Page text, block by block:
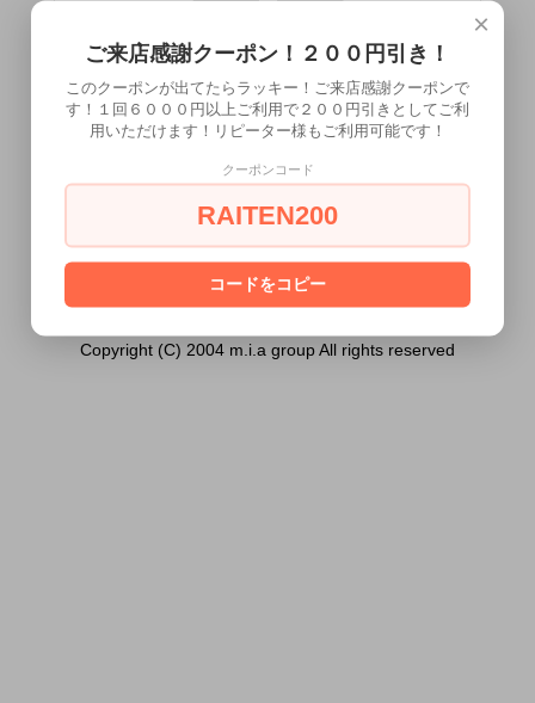
ません。
あなたは18歳以上ですか？
[ はい ] [ いいえ ]
Copyright (C) 2004 m.i.a group All rights reserved
×
ご来店感謝クーポン！２００円引き！
このクーポンが出てたらラッキー！ご来店感謝クーポンで
す！１回６０００円以上ご利用で２００円引きとしてご利
用いただけます！リピーター様もご利用可能です！
クーポンコード
RAITEN200
コードをコピー